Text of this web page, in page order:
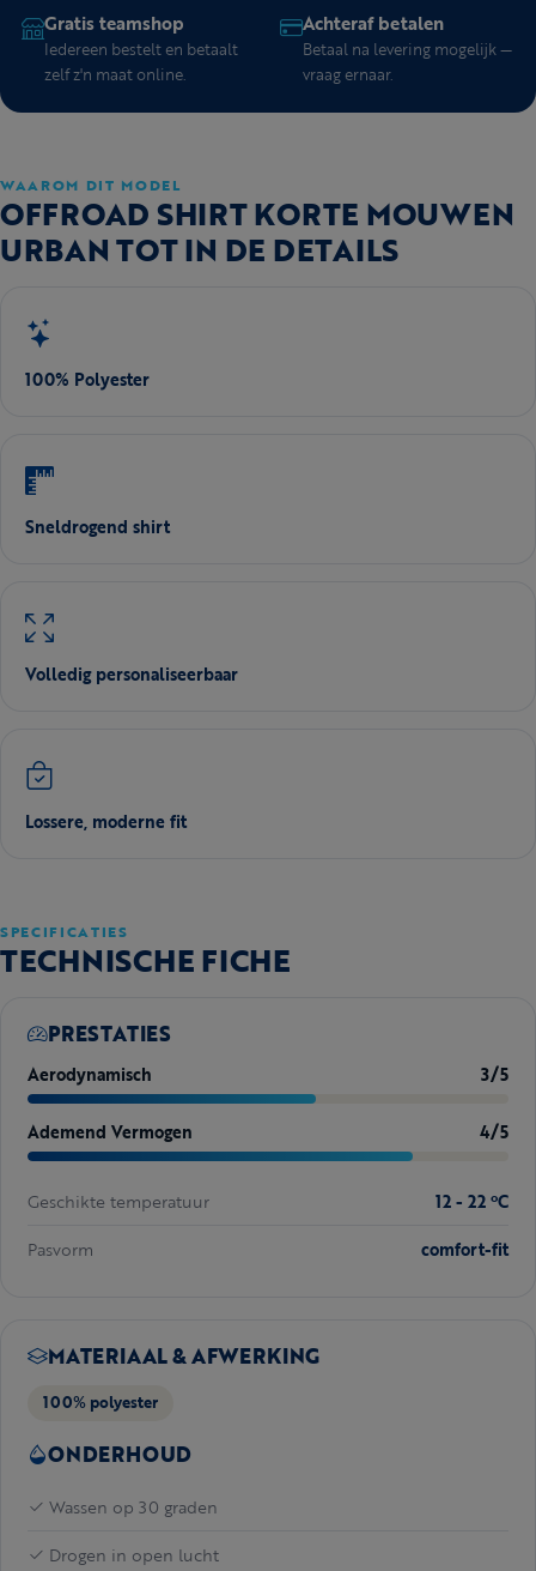
Gratis teamshop
Iedereen bestelt en betaalt
zelf z'n maat online.
Achteraf betalen
Betaal na levering mogelijk —
vraag ernaar.
WAAROM DIT MODEL
OFFROAD SHIRT KORTE MOUWEN
URBAN TOT IN DE DETAILS
100% Polyester
Sneldrogend shirt
Volledig personaliseerbaar
Lossere, moderne fit
SPECIFICATIES
TECHNISCHE FICHE
PRESTATIES
Aerodynamisch 3/5
Ademend Vermogen 4/5
Geschikte temperatuur
12 - 22 ºC
Pasvorm
comfort-fit
MATERIAAL & AFWERKING
100% polyester
ONDERHOUD
Wassen op 30 graden
Drogen in open lucht